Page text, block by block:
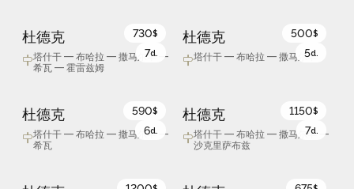
杜德克
塔什干 — 布哈拉 — 撒马尔罕 —
希瓦 — 霍雷兹姆
730$
7d.
杜德克
塔什干 — 布哈拉 — 撒马尔罕
500$
5d.
杜德克
塔什干 — 布哈拉 — 撒马尔罕 —
希瓦
590$
6d.
杜德克
塔什干 — 布哈拉 — 撒马尔罕 —
沙克里萨布兹
1150$
7d.